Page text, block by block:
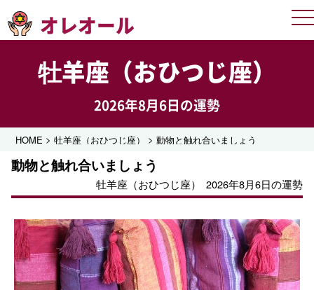
オレオール
牡羊座（おひつじ座）
2026年8月6日の運勢
HOME >牡羊座（おひつじ座） >動物と触れ合いましょう
動物と触れ合いましょう
牡羊座（おひつじ座） 2026年8月6日の運勢